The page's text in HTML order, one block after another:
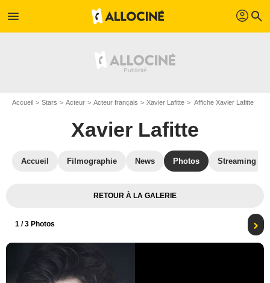
menu profil search
Accueil Stars Acteur Acteur français Xavier Lafitte Affiche Xavier Lafitte
Xavier Lafitte
Accueil Filmographie News Photos Streaming
RETOUR À LA GALERIE
1 / 3 Photos